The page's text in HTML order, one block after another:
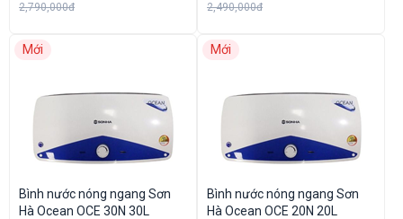
2,790,000đ 2,490,000đ
Mới
Bình nước nóng ngang Sơn
Hà Ocean OCE 30N 30L
Mới
Bình nước nóng ngang Sơn
Hà Ocean OCE 20N 20L